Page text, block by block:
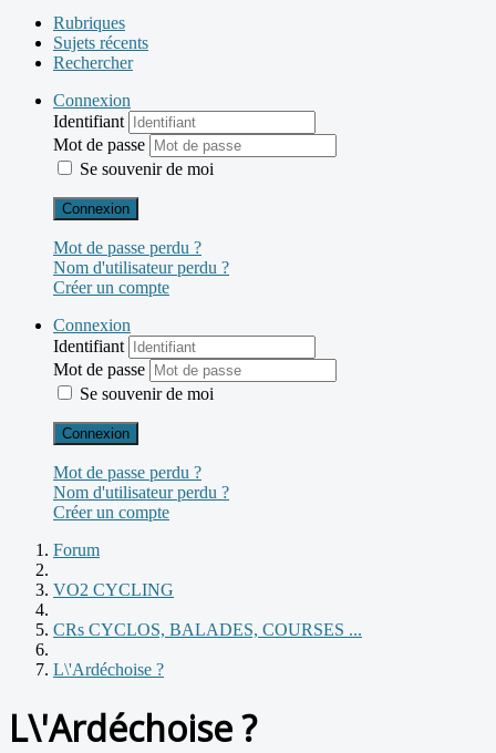
Rubriques
Sujets récents
Rechercher
Connexion
Identifiant
Mot de passe
Se souvenir de moi
Connexion
Mot de passe perdu ?
Nom d'utilisateur perdu ?
Créer un compte
Connexion
Identifiant
Mot de passe
Se souvenir de moi
Connexion
Mot de passe perdu ?
Nom d'utilisateur perdu ?
Créer un compte
Forum
VO2 CYCLING
CRs CYCLOS, BALADES, COURSES ...
L\'Ardéchoise ?
L\'Ardéchoise ?